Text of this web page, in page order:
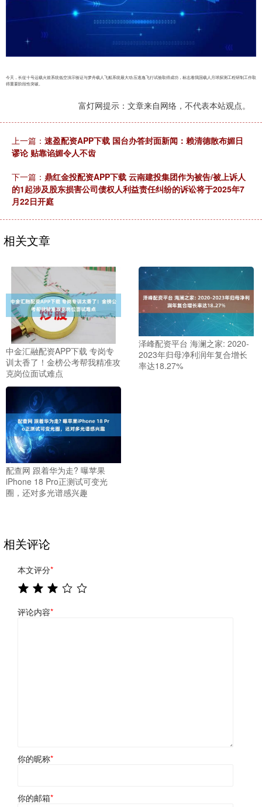
今天，长征十号运载火箭系统低空演示验证与梦舟载人飞船系统最大动压逃逸飞行试验取得成功，标志着我国载人月球探测工程研制工作取
得重要阶段性突破。
富灯网提示：文章来自网络，不代表本站观点。
上一篇： 速盈配资APP下载 国台办答封面新闻：赖清德散布媚日
谬论 贴靠谄媚令人不齿
下一篇： 鼎红金投配资APP下载 云南建投集团作为被告/被上诉人
的1起涉及股东损害公司债权人利益责任纠纷的诉讼将于2025年7
月22日开庭
相关文章
中金汇融配资APP下载 专岗专
训太香了！金榜公考帮我精准攻
克岗位面试难点
泽峰配资平台 海澜之家: 2020-
2023年归母净利润年复合增长
率达18.27%
配查网 跟着华为走? 曝苹果
iPhone 18 Pro正测试可变光
圈，还对多光谱感兴趣
相关评论
本文评分*
评论内容*
你的昵称*
你的邮箱*